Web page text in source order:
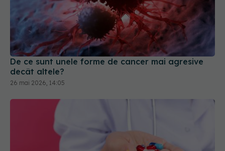
De ce sunt unele forme de cancer mai agresive
decât altele?
26 mai 2026, 14:05